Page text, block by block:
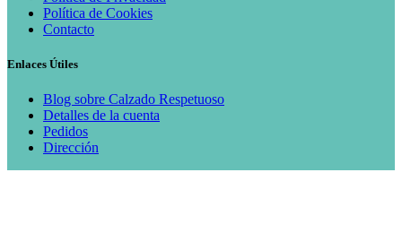
Política de Cookies
Contacto
Enlaces Útiles
Blog sobre Calzado Respetuoso
Detalles de la cuenta
Pedidos
Dirección